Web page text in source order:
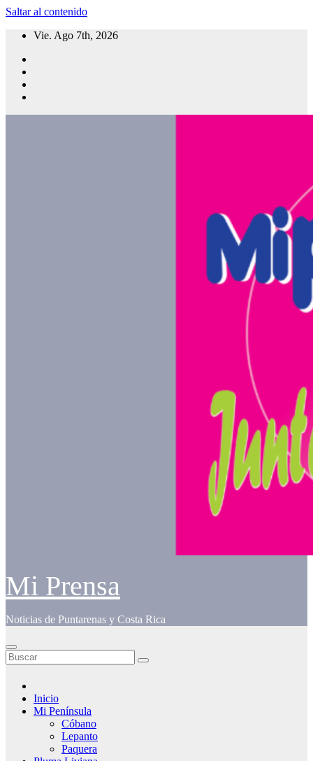
Saltar al contenido
Vie. Ago 7th, 2026
Mi Prensa
Noticias de Puntarenas y Costa Rica
Inicio
Mi Península
Cóbano
Lepanto
Paquera